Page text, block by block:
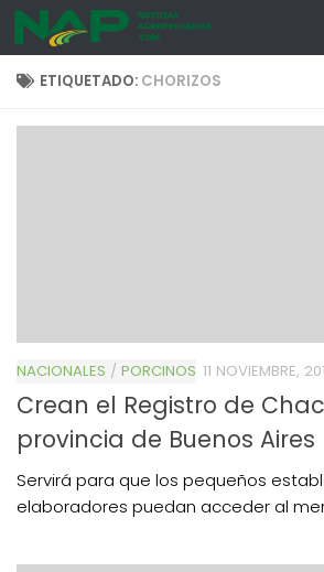
Skip to content
ETIQUETADO: CHORIZOS
NACIONALES / PORCINOS 11 NOVIEMBRE,
Crean el Registro de
provincia de Buenos Aires
Servirá para que los pequeños
elaboradores puedan acceder al